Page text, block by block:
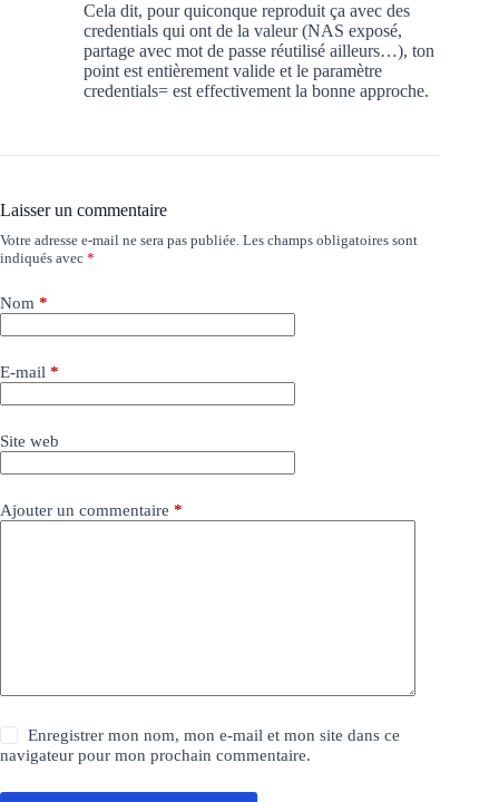
Cela dit, pour quiconque reproduit ça avec des
credentials qui ont de la valeur (NAS exposé,
partage avec mot de passe réutilisé ailleurs…), ton
point est entièrement valide et le paramètre
credentials= est effectivement la bonne approche.
Laisser un commentaire
Votre adresse e-mail ne sera pas publiée. Les champs obligatoires sont
indiqués avec *
Nom *
E-mail *
Site web
Ajouter un commentaire *
Enregistrer mon nom, mon e-mail et mon site dans ce
navigateur pour mon prochain commentaire.